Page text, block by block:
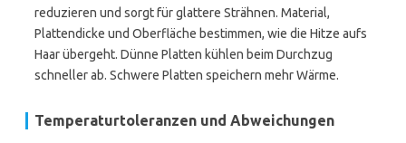
reduzieren und sorgt für glattere Strähnen. Material,
Plattendicke und Oberfläche bestimmen, wie die Hitze aufs
Haar übergeht. Dünne Platten kühlen beim Durchzug
schneller ab. Schwere Platten speichern mehr Wärme.
Temperaturtoleranzen und Abweichungen